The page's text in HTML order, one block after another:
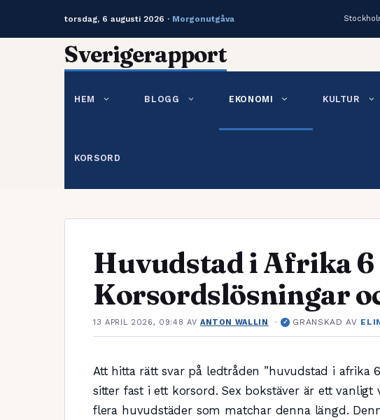
torsdag, 6 augusti 2026 · Morgonutgåva
Sverigerapport
HEM BLOGG EKONOMI KULTUR
KORSORD
Huvudstad i Afrika 6
Korsordslösningar
13 APRIL 2026, 09:48 AV ANTON WALLIN · ✓ GRANSKAD AV
Att hitta rätt svar på ledtråden ”huvudstad i afrika
sitter fast i ett korsord. Sex bokstäver är ett
flera huvudstäder som matchar denna längd.